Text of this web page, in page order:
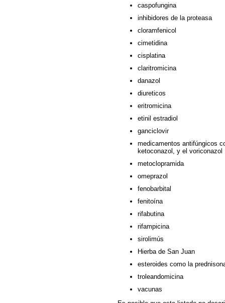
caspofungina
inhibidores de la proteasa
cloramfenicol
cimetidina
cisplatina
claritromicina
danazol
diureticos
eritromicina
etinil estradiol
ganciclovir
medicamentos antifúngicos
ketoconazol, y el voriconazol
metoclopramida
omeprazol
fenobarbital
fenitoína
rifabutina
rifampicina
sirolimús
Hierba de San Juan
esteroides como la
troleandomicina
vacunas